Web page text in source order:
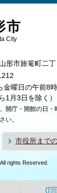
市
City
形市旅篭町二丁
金曜日の午前8
1月3日を除く）
開庁・開館の日・
い。
市役所まで
rights Reserved.